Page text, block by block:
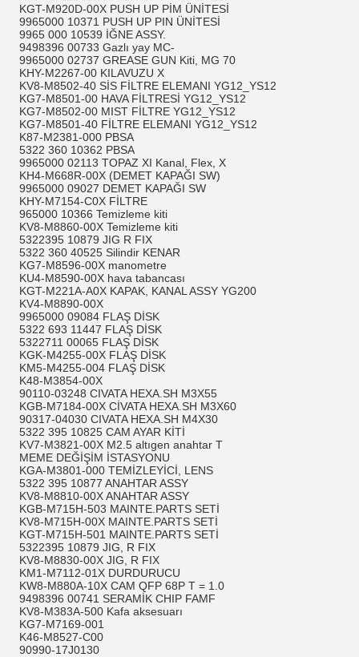
KGT-M920D-00X PUSH UP PİM ÜNİTESİ
9965000 10371 PUSH UP PIN ÜNİTESİ
9965 000 10539 İĞNE ASSY.
9498396 00733 Gazlı yay MC-
9965000 02737 GREASE GUN Kiti, MG 70
KHY-M2267-00 KILAVUZU X
KV8-M8502-40 SİS FİLTRE ELEMANI YG12_YS12
KG7-M8501-00 HAVA FİLTRESİ YG12_YS12
KG7-M8502-00 MIST FİLTRE YG12_YS12
KG7-M8501-40 FİLTRE ELEMANI YG12_YS12
K87-M2381-000 PBSA
5322 360 10362 PBSA
9965000 02113 TOPAZ XI Kanal, Flex, X
KH4-M668R-00X (DEMET KAPAĞI SW)
9965000 09027 DEMET KAPAĞI SW
KHY-M7154-C0X FİLTRE
965000 10366 Temizleme kiti
KV8-M8860-00X Temizleme kiti
5322395 10879 JIG R FIX
5322 360 40525 Silindir KENAR
KG7-M8596-00X manometre
KU4-M8590-00X hava tabancası
KGT-M221A-A0X KAPAK, KANAL ASSY YG200
KV4-M8890-00X
9965000 09084 FLAŞ DİSK
5322 693 11447 FLAŞ DİSK
5322711 00065 FLAŞ DİSK
KGK-M4255-00X FLAŞ DİSK
KM5-M4255-004 FLAŞ DİSK
K48-M3854-00X
90110-03248 CIVATA HEXA.SH M3X55
KGB-M7184-00X CİVATA HEXA.SH M3X60
90317-04030 CIVATA HEXA.SH M4X30
5322 395 10825 CAM AYAR KİTİ
KV7-M3821-00X M2.5 altıgen anahtar T
MEME DEĞİŞİM İSTASYONU
KGA-M3801-000 TEMİZLEYİCİ, LENS
5322 395 10877 ANAHTAR ASSY
KV8-M8810-00X ANAHTAR ASSY
KGB-M715H-503 MAINTE.PARTS SETİ
KV8-M715H-00X MAINTE.PARTS SETİ
KGT-M715H-501 MAINTE.PARTS SETİ
5322395 10879 JIG, R FIX
KV8-M8830-00X JIG, R FIX
KM1-M7112-01X DURDURUCU
KW8-M880A-10X CAM QFP 68P T = 1.0
9498396 00741 SERAMİK CHIP FAMF
KV8-M383A-500 Kafa aksesuarı
KG7-M7169-001
K46-M8527-C00
90990-17J0130